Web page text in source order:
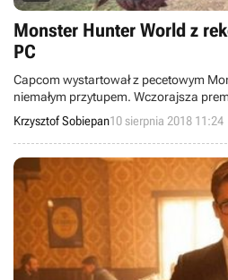
Monster Hunter World z
PC
Capcom wystartował z pecetowym
niemałym przytupem. Wczorajsza
udanym pierwszym dniem firmy od
podwoiła wcześniejsze sukcesy
platformie Steam.
Krzysztof Sobiepan10 sierpnia 2018 11:24